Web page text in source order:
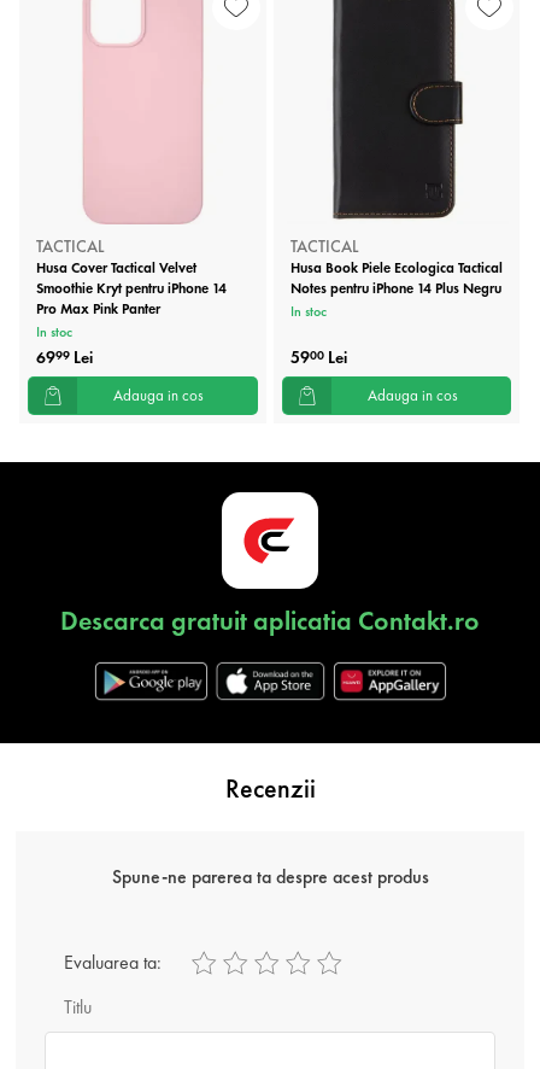
TACTICAL
Husa Cover Tactical Velvet
Smoothie Kryt pentru iPhone 14
Pro Max Pink Panter
In stoc
6999 Lei
Adauga in cos
TACTICAL
Husa Book Piele Ecologica Tactical
Notes pentru iPhone 14 Plus Negru
In stoc
5900Lei
Adauga in cos
Descarca gratuit aplicatia Contakt.ro
Recenzii
Spune-ne parerea ta despre acest produs
Titlu
Evaluarea ta: